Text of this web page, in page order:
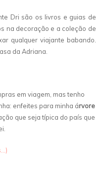
Dri são os livros e guias de
na decoração e a coleção de
qualquer viajante babando.
da Adriana.
em viagem, mas tenho
enfeites para minha árvore
que seja típica do país que